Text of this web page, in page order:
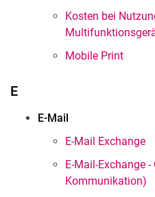
Kosten bei
Mobile Print
E
E-Mail
E-Mail Exchange
E-Mail-Exchange
Kommunikation)